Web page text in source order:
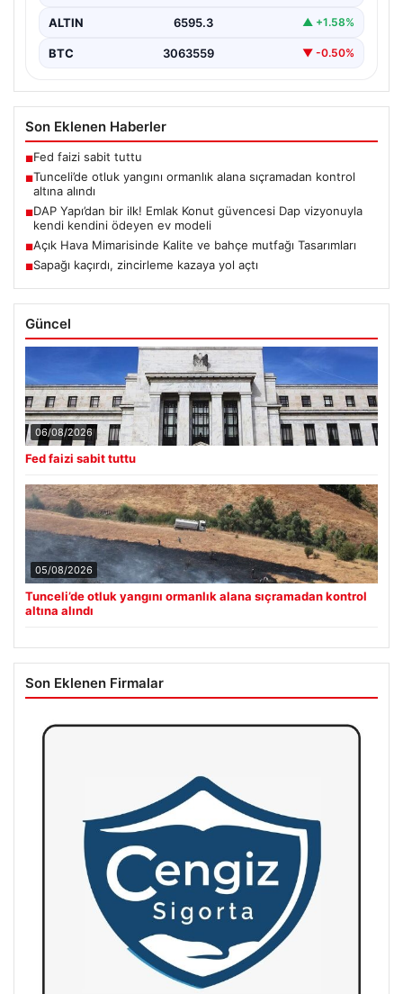
ALTIN 6595.3 ▲ +1.58%
BTC 3063559 ▼ -0.50%
Son Eklenen Haberler
■Fed faizi sabit tuttu
■Tunceli’de otluk yangını ormanlık alana sıçramadan kontrol
altına alındı
■DAP Yapı’dan bir ilk! Emlak Konut güvencesi Dap vizyonuyla
kendi kendini ödeyen ev modeli
■Açık Hava Mimarisinde Kalite ve bahçe mutfağı Tasarımları
■Sapağı kaçırdı, zincirleme kazaya yol açtı
Güncel
06/08/2026
Fed faizi sabit tuttu
05/08/2026
Tunceli’de otluk yangını ormanlık alana sıçramadan kontrol
altına alındı
Son Eklenen Firmalar